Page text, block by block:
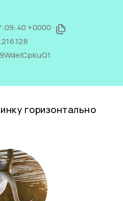
+0000
горизонтально